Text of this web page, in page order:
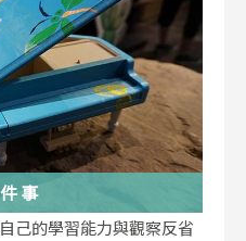
事
己的學習能力與觀察反省